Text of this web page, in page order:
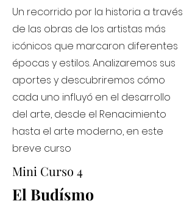
Un recorrido por la historia a través
de las obras de los artistas más
icónicos que marcaron diferentes
épocas y estilos. Analizaremos sus
aportes y descubriremos cómo
cada uno influyó en el desarrollo
del arte, desde el Renacimiento
hasta el arte moderno, en este
breve curso
Mini Curso 4
El Budísmo